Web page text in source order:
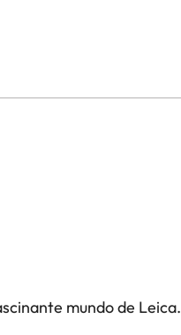
mundo de Leica.